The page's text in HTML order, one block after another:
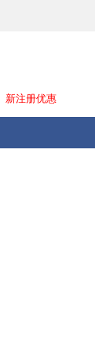
新注册优惠